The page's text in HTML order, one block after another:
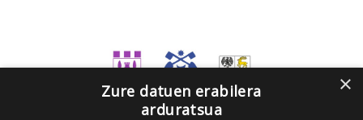
×
Zure datuen erabilera
arduratsua